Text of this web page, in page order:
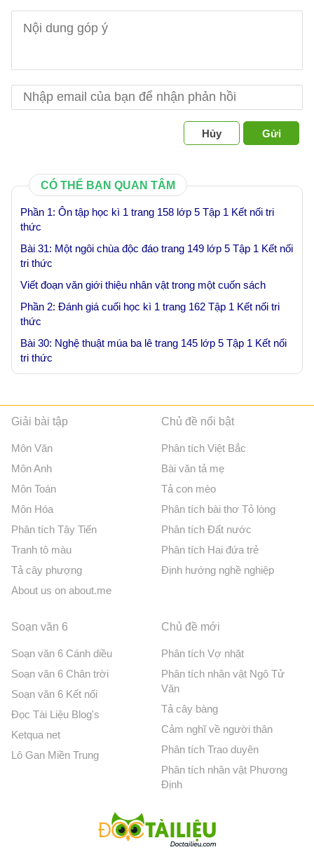
Hủy Gửi
CÓ THỂ BẠN QUAN TÂM
Phần 1: Ôn tập học kì 1 trang 158 lớp 5 Tập 1 Kết nối tri
thức
Bài 31: Một ngôi chùa độc đáo trang 149 lớp 5 Tập 1 Kết nối
tri thức
Viết đoạn văn giới thiệu nhân vật trong một cuốn sách
Phần 2: Đánh giá cuối học kì 1 trang 162 Tập 1 Kết nối tri
thức
Bài 30: Nghệ thuật múa ba lê trang 145 lớp 5 Tập 1 Kết nối
tri thức
Giải bài tập
Môn Văn
Môn Anh
Môn Toán
Môn Hóa
Phân tích Tây Tiến
Tranh tô màu
Tả cây phượng
About us on about.me
Chủ đề nổi bật
Phân tích Việt Bắc
Bài văn tả mẹ
Tả con mèo
Phân tích bài thơ Tỏ lòng
Phân tích Đất nước
Phân tích Hai đứa trẻ
Định hướng nghề nghiệp
Soạn văn 6
Soạn văn 6 Cánh diều
Soạn văn 6 Chân trời
Soạn văn 6 Kết nối
Đọc Tài Liệu Blog's
Ketqua net
Lô Gan Miền Trung
Chủ đề mới
Phân tích Vợ nhặt
Phân tích nhân vật Ngô Tử
Văn
Tả cây bàng
Cảm nghĩ về người thân
Phân tích Trao duyên
Phân tích nhân vật Phương
Định